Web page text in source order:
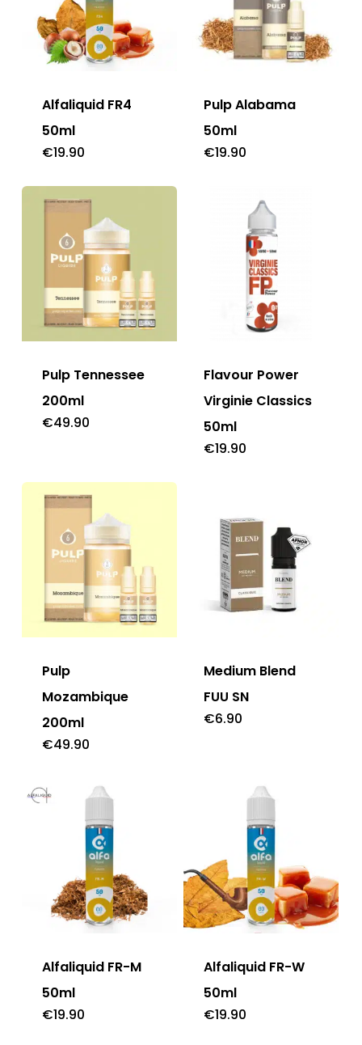
Alfaliquid FR4
50ml
€19.90
Pulp Alabama
50ml
€19.90
Pulp Tennessee
200ml
€49.90
Flavour Power
Virginie Classics
50ml
€19.90
Pulp
Mozambique
200ml
€49.90
Medium Blend
FUU SN
€6.90
Alfaliquid FR-M
50ml
€19.90
Alfaliquid FR-W
50ml
€19.90